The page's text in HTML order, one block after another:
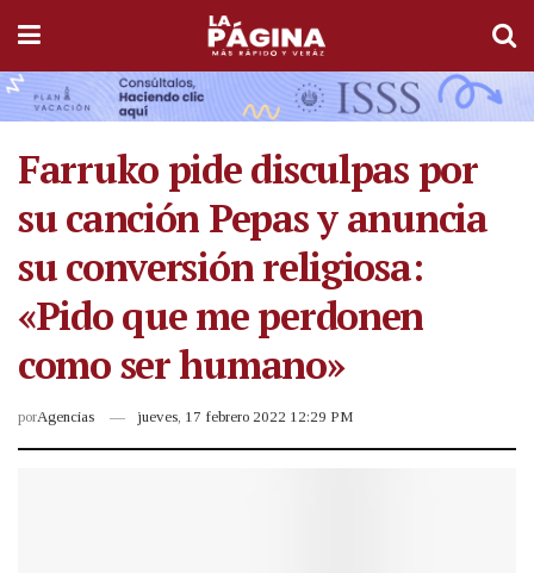
Farruko pide disculpas por
su canción Pepas y anuncia
su conversión religiosa:
«Pido que me perdonen
como ser humano»
porAgencias jueves, 17 febrero 2022 12:29 PM